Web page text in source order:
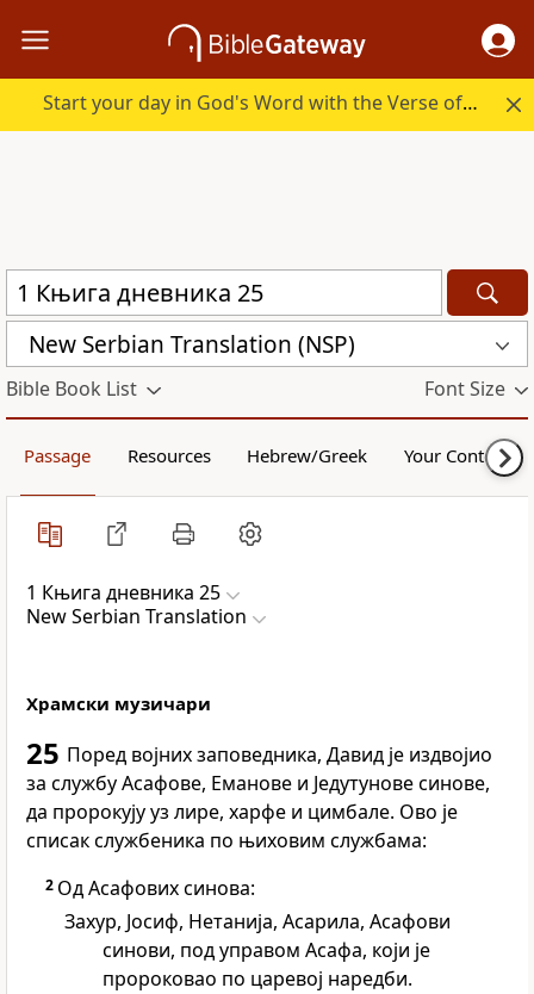
Start your day in God's Word with the Verse of the Day.
New Serbian Translation (NSP)
Bible Book List Font Size
Passage Resources Hebrew/Greek Your Content
1 Књига дневника 25
New Serbian Translation
Храмски музичари
25 Поред војних заповедника, Давид је издвојио
за службу Асафове, Еманове и Једутунове синове,
да пророкују уз лире, харфе и цимбале. Ово је
списак службеника по њиховим службама:
2 Од Асафових синова:
Захур, Јосиф, Нетанија, Асарила, Асафови
синови, под управом Асафа, који је
пророковао по царевој наредби.